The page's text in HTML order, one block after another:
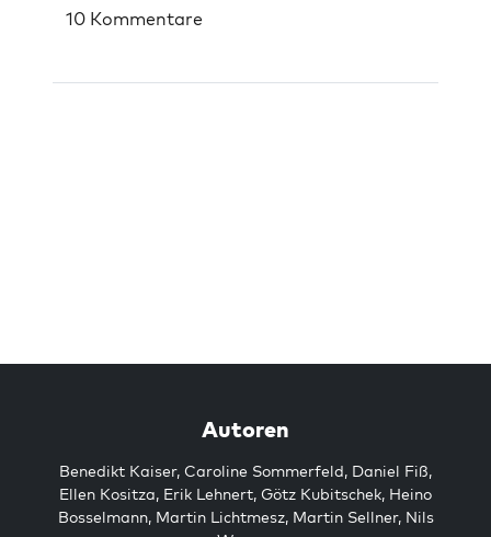
10 Kommentare
Autoren
Benedikt Kaiser, Caroline Sommerfeld, Daniel Fiß,
Ellen Kositza, Erik Lehnert, Götz Kubitschek, Heino
Bosselmann, Martin Lichtmesz, Martin Sellner, Nils